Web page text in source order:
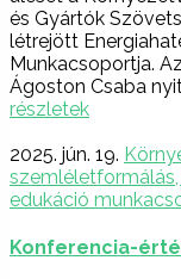
és Gyártók
létrejött
Munkacsoportja.
Ágoston Csaba
részletek
2025. jún. 19.
edukáció
Konferencia-